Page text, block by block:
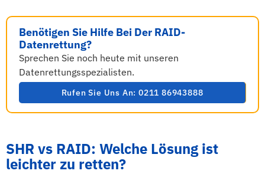
Benötigen Sie Hilfe Bei Der RAID-
Datenrettung?
Sprechen Sie noch heute mit unseren
Datenrettungsspezialisten.
Rufen Sie Uns An: 0211 86943888
SHR vs RAID: Welche Lösung ist
leichter zu retten?